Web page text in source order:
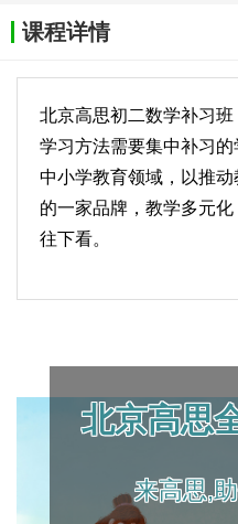
课程详情
北京高思初二数学补习
学习方法需要集中补习
中小学教育领域，以推
的一家品牌，教学多元
往下看。
北京高思
来高思,